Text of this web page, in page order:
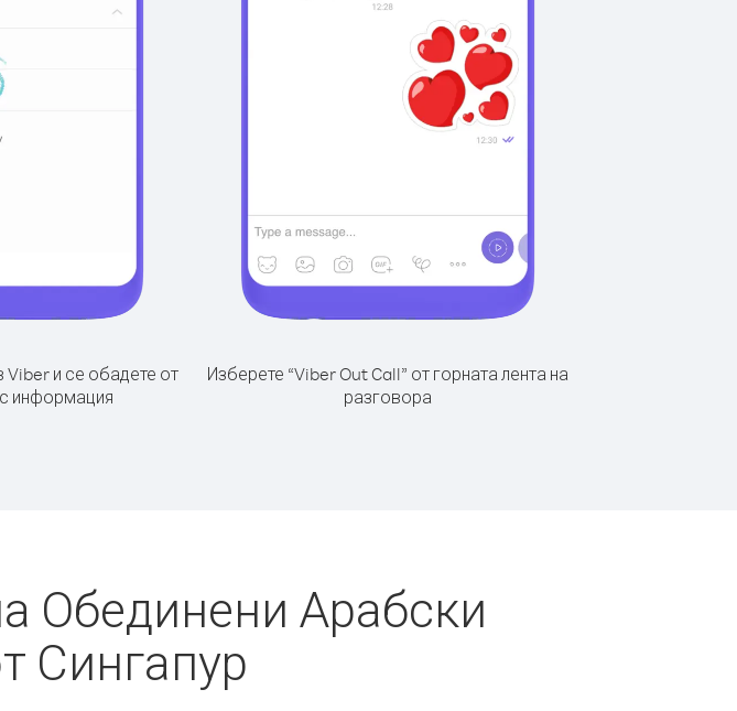
Viber и се обадете от
информация
Изберете “Viber Out Call” от горната лента на
разговора
Обединени Арабски
Сингапур